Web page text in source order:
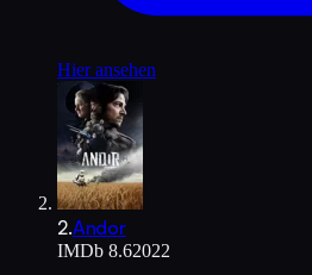
Hier ansehen
2.Andor
IMDb 8.62022